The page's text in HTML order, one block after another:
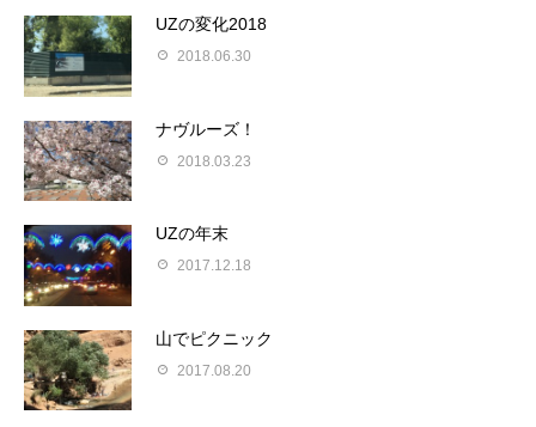
UZの変化2018
2018.06.30
ナヴルーズ！
2018.03.23
UZの年末
2017.12.18
山でピクニック
2017.08.20